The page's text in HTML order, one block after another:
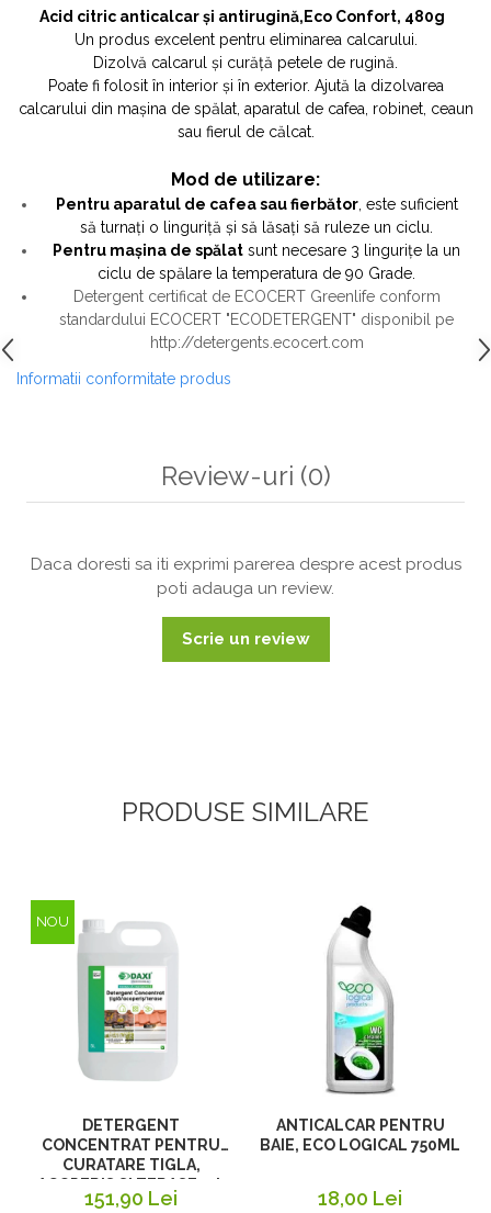
Acid citric anticalcar și antirugină,Eco Confort, 480g
Un produs excelent pentru eliminarea calcarului.
Dizolvă calcarul și curăță petele de rugină.
Poate fi folosit în interior și în exterior. Ajută la dizolvarea
calcarului din mașina de spălat, aparatul de cafea, robinet, ceaun
sau fierul de călcat.
Mod de utilizare:
Pentru aparatul de cafea sau fierbător, este suficient
să turnați o linguriță și să lăsați să ruleze un ciclu.
Pentru mașina de spălat sunt necesare 3 lingurițe la un
ciclu de spălare la temperatura de 90 Grade.
Detergent certificat de ECOCERT Greenlife conform
standardului ECOCERT "ECODETERGENT" disponibil pe
http://detergents.ecocert.com
Informatii conformitate produs
Review-uri (0)
Daca doresti sa iti exprimi parerea despre acest produs
poti adauga un review.
Scrie un review
PRODUSE SIMILARE
NOU
DETERGENT
CONCENTRAT PENTRU
CURATARE TIGLA,
ACOPERIS SI TERASE, 5 L
151,90 Lei
ANTICALCAR PENTRU
BAIE, ECO LOGICAL 750ML
18,00 Lei